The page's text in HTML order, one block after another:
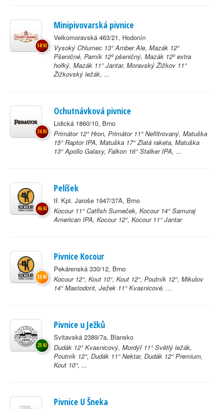
Minipivovarská pivnice
Velkomoravská 463/21, Hodonín
Vysoký Chlumec 13° Amber Ale, Mazák 12°
Pšeničné, Parník 12º pšeničný, Mazák 12º extra
hořký, Mazák 11° Jantar, Moravský Žižkov 11°
Žižkovský ležák, ...
58 Kč
Ochutnávková pivnice
Lidická 1860/10, Brno
Primátor 12° Hron, Primátor 11° Nefiltrovaný, Matuška
15° Raptor IPA, Matuška 17° Zlatá raketa, Matuška
13° Apollo Galaxy, Falkon 16° Stalker IPA, ...
36 Kč
Pelíšek
tř. Kpt. Jaroše 1947/37A, Brno
Kocour 11° Catfish Sumeček, Kocour 14° Samuraj
American IPA, Kocour 12°, Kocour 11° Jantar
46 Kč
Pivnice Kocour
Pekárenská 330/12, Brno
Kocour 12°, Kout 10°, Kout 12°, Poutník 12°, Mikulov
14° Mastodont, Ježek 11° Kvasnicové, ...
35 Kč
Pivnice u Ježků
Svitavská 2389/7a, Blansko
Dudák 12° Kvasnicový, Mordýř 11° Světlý ležák,
Poutník 12°, Dudák 11° Nektar, Dudák 12° Premium,
Kout 10°, ...
25 Kč
Pivnice U Šneka